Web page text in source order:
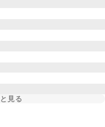
見る